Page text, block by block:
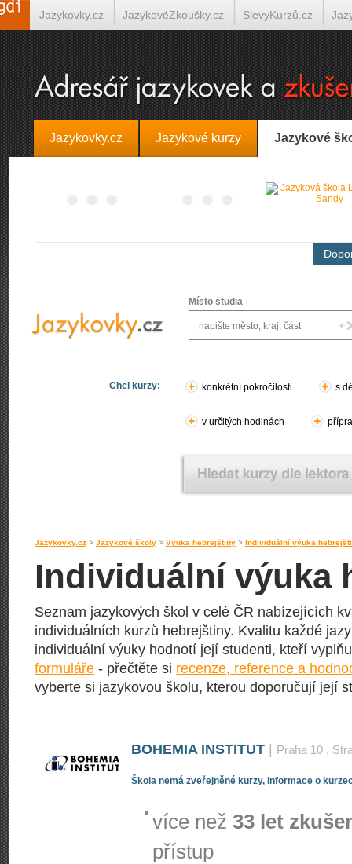
Jazykovky.cz Jazykové kurzy Jazykové
Místo studia
Chci kurzy: konkrétní pokročilosti s
v určitých hodinách
Jazykovky.cz > Jazykové školy > Výuka hebrejštiny > Individuální výuka
Individuální výuka
Seznam jazykových škol v celé ČR nabízejících
individuálních kurzů hebrejštiny. Kvalitu každé
individuální výuky hodnotí její studenti, kteří
formuláře - přečtěte si recenze, reference a
vyberte si jazykovou školu, kterou doporučují její
BOHEMIA INSTITUT Praha 10 ,
Škola nemá zveřejněné kurzy, informace o
více než 33 let
přístup
Jazykovky.cz JazykovéZkoušky.cz SlevyKurzů.cz
Španělština on-line Italština on-line Tlumočení-